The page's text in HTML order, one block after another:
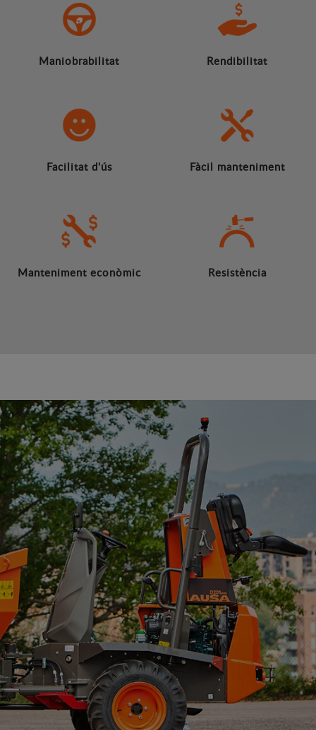
Maniobrabilitat Rendibilitat
Facilitat d'ús Fàcil manteniment
Manteniment econòmic Resistència